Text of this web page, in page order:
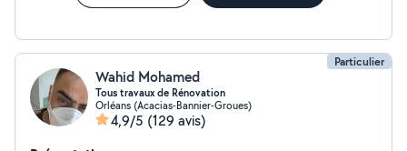
Particulier
Wahid Mohamed
Tous travaux de Rénovation
Orléans (Acacias-Bannier-Groues)
4,9/5 (129 avis)